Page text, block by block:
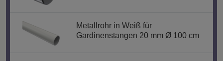
Metallrohr in Weiß für
Gardinenstangen 20 mm Ø 100 cm